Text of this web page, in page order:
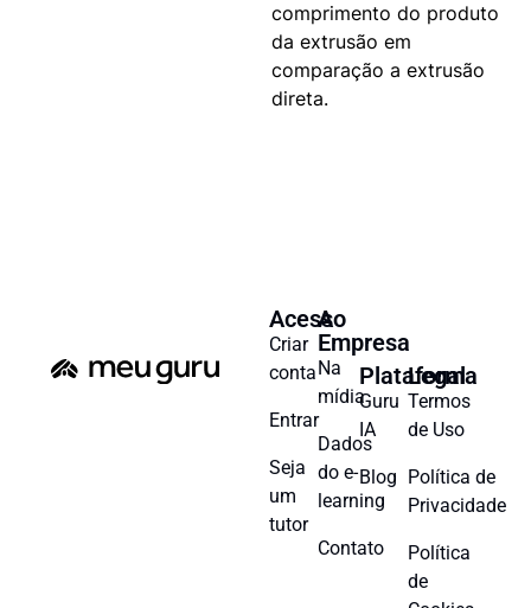
comprimento do produto
da extrusão em
comparação a extrusão
direta.
Acesso
Criar
conta
Entrar
Seja
um
tutor
A
Empresa
Na
mídia
Dados
do e-
learning
Contato
Plataforma
Guru
IA
Blog
Legal
Termos
de Uso
Política de
Privacidade
Política
de